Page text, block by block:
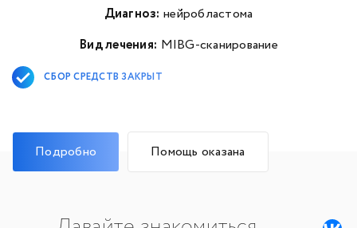
Диагноз: нейробластома
Вид лечения: MIBG-сканирование
СБОР СРЕДСТВ ЗАКРЫТ
Подробно Помощь оказана